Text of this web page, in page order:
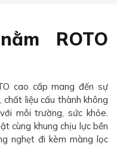
ROTO
cao cấp mang đến sự
liệu cấu thành không
môi trường, sức khỏe.
cùng khung chịu lực bền
nghẹt đi kèm màng lọc